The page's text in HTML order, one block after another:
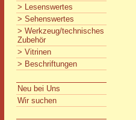
> Lesenswertes
> Sehenswertes
> Werkzeug/technisches
Zubehör
> Vitrinen
> Beschriftungen
Neu bei Uns
Wir suchen